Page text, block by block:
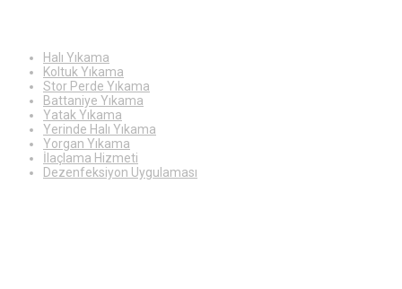
Halı Yıkama
Koltuk Yıkama
Stor Perde Yıkama
Battaniye Yıkama
Yatak Yıkama
Yerinde Halı Yıkama
Yorgan Yıkama
İlaçlama Hizmeti
Dezenfeksiyon Uygulaması